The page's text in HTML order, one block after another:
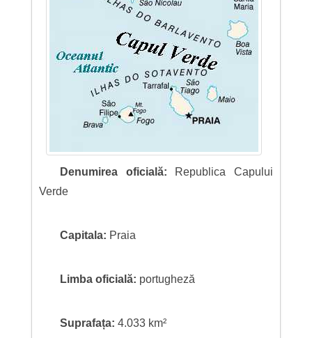
Denumirea oficială: Republica Capului
Verde
Capitala: Praia
Limba oficială: portugheză
Suprafața: 4.033 km²